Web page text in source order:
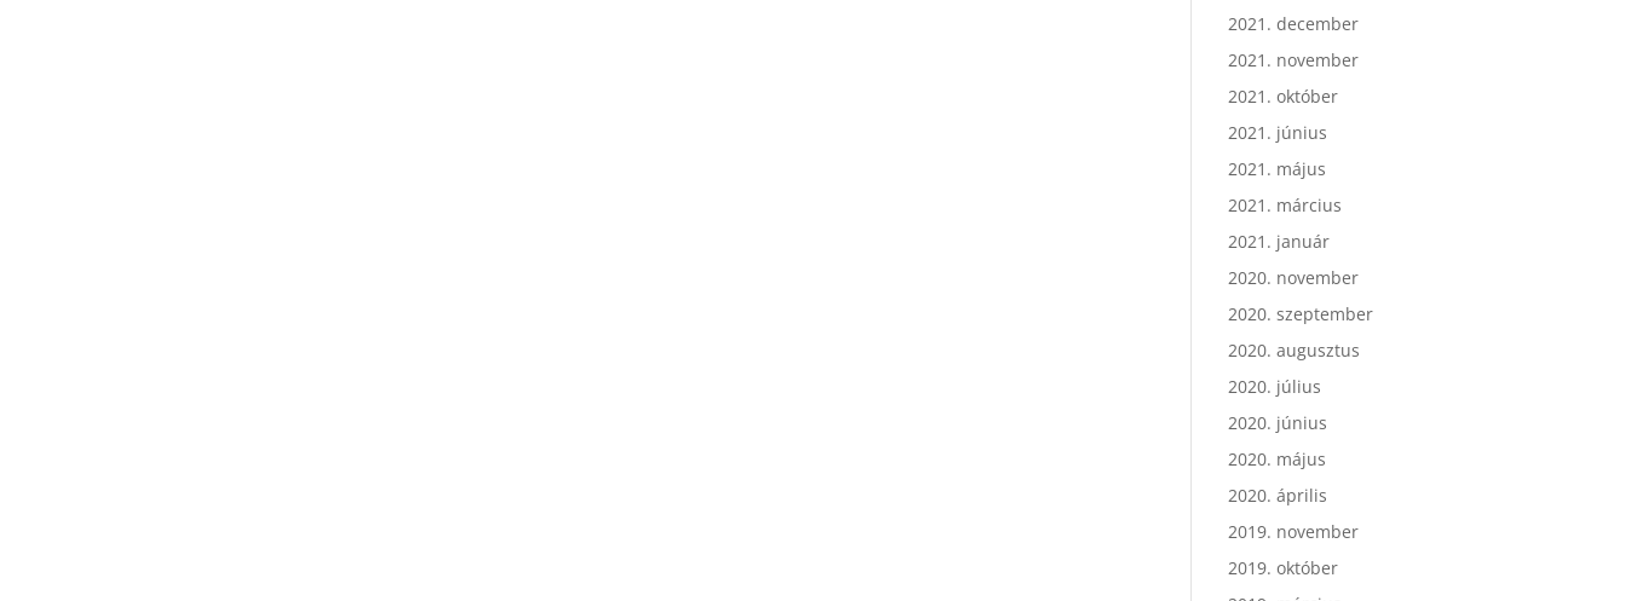
2021. december
2021. november
2021. október
2021. június
2021. május
2021. március
2021. január
2020. november
2020. szeptember
2020. augusztus
2020. július
2020. június
2020. május
2020. április
2019. november
2019. október